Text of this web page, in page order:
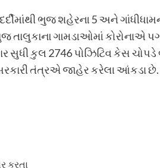
ભુજ શહેરના 5 અને
ગામડાઓમાં કોરોનાએ
કુલ 2746 પોઝિટિવ કેસ ચોપડે
તંત્રએ જાહેર કરેલા આંકડા
કરતા